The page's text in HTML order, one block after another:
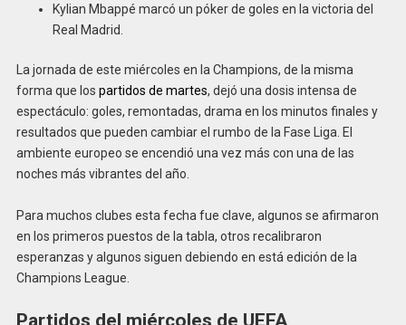
Kylian Mbappé marcó un póker de goles en la victoria del
Real Madrid.
La jornada de este miércoles en la Champions, de la misma
forma que los partidos de martes, dejó una dosis intensa de
espectáculo: goles, remontadas, drama en los minutos finales y
resultados que pueden cambiar el rumbo de la Fase Liga. El
ambiente europeo se encendió una vez más con una de las
noches más vibrantes del año.
Para muchos clubes esta fecha fue clave, algunos se afirmaron
en los primeros puestos de la tabla, otros recalibraron
esperanzas y algunos siguen debiendo en está edición de la
Champions League.